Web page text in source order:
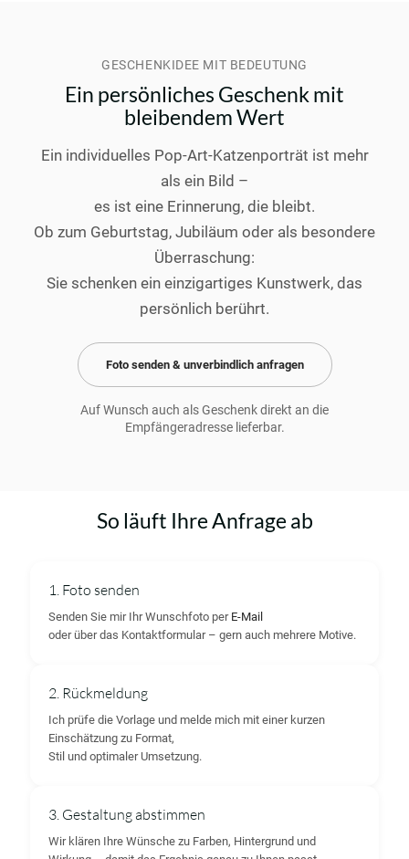
GESCHENKIDEE MIT BEDEUTUNG
Ein persönliches Geschenk mit
bleibendem Wert
Ein individuelles Pop-Art-Katzenporträt ist mehr
als ein Bild –
es ist eine Erinnerung, die bleibt.
Ob zum Geburtstag, Jubiläum oder als besondere
Überraschung:
Sie schenken ein einzigartiges Kunstwerk, das
persönlich berührt.
Foto senden & unverbindlich anfragen
Auf Wunsch auch als Geschenk direkt an die
Empfängeradresse lieferbar.
So läuft Ihre Anfrage ab
1. Foto senden
Senden Sie mir Ihr Wunschfoto per E-Mail
oder über das Kontaktformular – gern auch mehrere Motive.
2. Rückmeldung
Ich prüfe die Vorlage und melde mich mit einer kurzen
Einschätzung zu Format,
Stil und optimaler Umsetzung.
3. Gestaltung abstimmen
Wir klären Ihre Wünsche zu Farben, Hintergrund und